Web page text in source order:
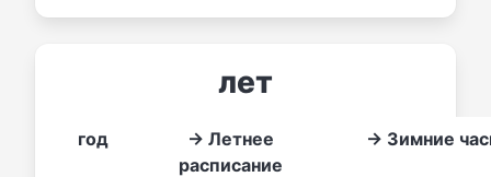
лет
год
→ Летнее
расписание
→ Зимние